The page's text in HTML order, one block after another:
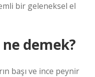
bir geleneksel el
demek?
başı ve ince peynir